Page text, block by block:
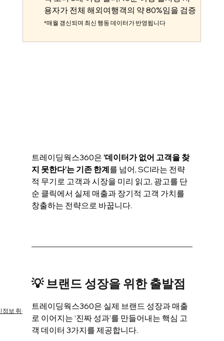
정보 취급방침 브랜드 가이드
용자가 전체 해외여행객의 약 80%임을 검증
*매월 갱신되며 최신 행동 데이터가 반영됩니다
트레이딩웍스360은 ‘데이터가 없어 고객을 찾
지 못한다’는 기존 한계를 넘어, SCI라는 전략
적 무기로 고객과 시장을 미리 읽고, 광고를 단
순 클릭에서 실제 매출과 장기적 고객 가치를
창출하는 전략으로 바꿉니다.
💡 브랜드 성장을 위한 출발점
트레이딩웍스360은 실제 브랜드 성장과 매출
로 이어지는 ‘진짜 성과’를 만들어내는 핵심 고
객 데이터 3가지를 제공합니다.